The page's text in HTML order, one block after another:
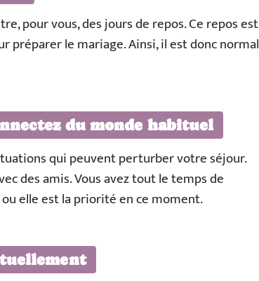
pour vous, des jours de repos. Ce repos est
préparer le mariage. Ainsi, il est donc normal
du monde habituel
qui peuvent perturber votre séjour.
des amis. Vous avez tout le temps de
elle est la priorité en ce moment.